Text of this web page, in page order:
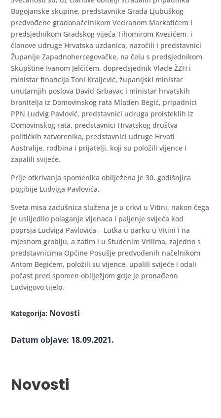
Bugojanske skupine, predstavnike Grada Ljubuškog
predvođene gradonačelnikom Vedranom Markotićem i
predsjednikom Gradskog vijeća Tihomirom Kvesićem, i
članove udruge Hrvatska uzdanica, nazočili i predstavnici
Županije Zapadnohercegovačke, na čelu s predsjednikom
Skupštine Ivanom Jelčićem, dopredsjednik Vlade ŽZH i
ministar financija Toni Kraljević, županijski ministar
unutarnjih poslova David Grbavac i ministar hrvatskih
branitelja iz Domovinskog rata Mladen Begić, pripadnici
PPN Ludvig Pavlović, predstavnici udruga proisteklih iz
Domovinskog rata, predstavnici Hrvatskog društva
političkih zatvorenika, predstavnici udruge Hrvati
Australije, rodbina i prijatelji, koji su položili vijence i
zapalili svijeće.
Prije otkrivanja spomenika obilježena je 30. godišnjica
pogibije Ludviga Pavlovića.
Sveta misa zadušnica služena je u crkvi u Vitini, nakon čega
je uslijedilo polaganje vijenaca i paljenje svijeća kod
poprsja Ludviga Pavlovića – Lutka u parku u Vitini i na
mjesnom groblju, a zatim i u Studenim Vrilima, zajedno s
predstavnicima Općine Posušje predvođenih načelnikom
Antom Begićem, položili su vijence, upalili svijeće i odali
počast pred spomen obilježjom gdje je pronađeno
Ludvigovo tijelo.
Kategorija: Novosti
Datum objave: 18.09.2021.
Novosti